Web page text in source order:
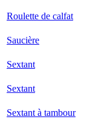
Roulette de calfat
Saucière
Sextant
Sextant
Sextant à tambour